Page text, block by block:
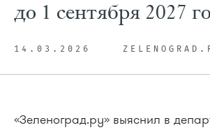
до 1 сентября 2027
14.03.2026
«Зеленоград.ру» выяснил в